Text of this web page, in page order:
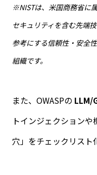
※NISTは、米国商務省に
セキュリティを含む先端
参考にする信頼性・安全
組織です。
また、 OWASPの LLM/
トインジェクション
穴」をチェックリスト